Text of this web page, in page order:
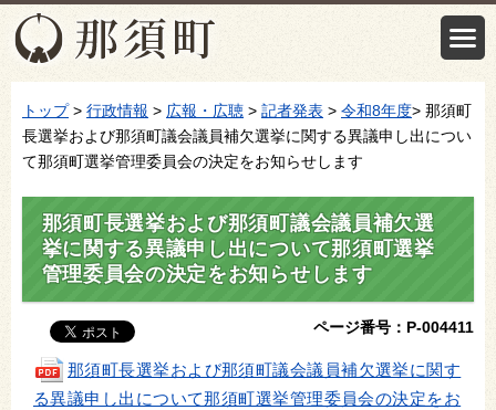
トップ> 行政情報 > 広報・広聴 > 記者発表 > 令和8年度> 那須町
長選挙および那須町議会議員補欠選挙に関する異議申し出につい
て那須町選挙管理委員会の決定をお知らせします
那須町長選挙および那須町議会議員補欠選
挙に関する異議申し出について那須町選挙
管理委員会の決定をお知らせします
ページ番号：P-004411
那須町長選挙および那須町議会議員補欠選挙に関す
る異議申し出について那須町選挙管理委員会の決定をお